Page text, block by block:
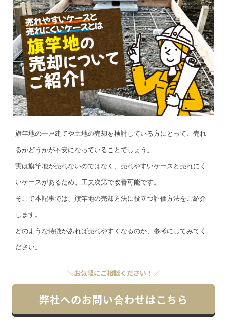
旗竿地の一戸建てや土地の売却を検討している方にとって、売れ
るかどうかが不安になっていることでしょう。
実は旗竿地が売れないのではなく、売れやすいケースと売れにく
いケースがあるため、工夫次第で改善可能です。
そこで本記事では、旗竿地の売却方法に役立つ評価方法をご紹介
します。
どのような特徴があれば売れやすくなるのか、参考にしてみてく
ださい。
＼お気軽にご相談ください！／
弊社へのお問い合わせはこちら